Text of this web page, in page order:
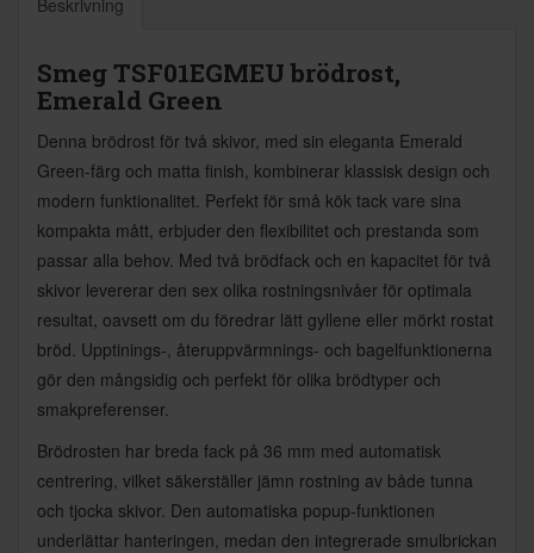
Smeg TSF01EGMEU brödrost,
Emerald Green
Denna brödrost för två skivor, med sin eleganta Emerald
Green-färg och matta finish, kombinerar klassisk design och
modern funktionalitet. Perfekt för små kök tack vare sina
kompakta mått, erbjuder den flexibilitet och prestanda som
passar alla behov. Med två brödfack och en kapacitet för två
skivor levererar den sex olika rostningsnivåer för optimala
resultat, oavsett om du föredrar lätt gyllene eller mörkt rostat
bröd. Upptinings-, återuppvärmnings- och bagelfunktionerna
gör den mångsidig och perfekt för olika brödtyper och
smakpreferenser.
Brödrosten har breda fack på 36 mm med automatisk
centrering, vilket säkerställer jämn rostning av både tunna
och tjocka skivor. Den automatiska popup-funktionen
underlättar hanteringen, medan den integrerade smulbrickan